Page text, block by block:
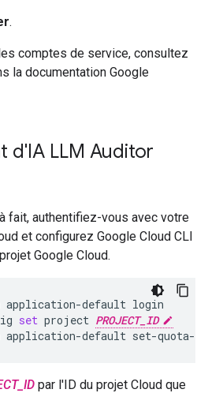
.
comptes de service, consultez
la documentation Google
d'IA LLM Auditor
fait, authentifiez-vous avec votre
et configurez Google Cloud CLI
Google Cloud.
application-default login
set project PROJECT_ID
application-default set-quota-
par l'ID du projet Cloud que